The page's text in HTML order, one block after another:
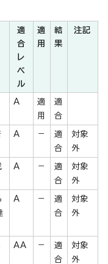
適
合
レ
ベ
ル
適
用
結
果
注記
A
適
用
適
合
A －
適
合
対象
外
A －
適
合
対象
外
A －
適
合
対象
外
AA －
適
合
対象
外